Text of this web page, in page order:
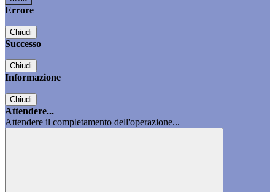
Errore
Chiudi
Successo
Chiudi
Informazione
Chiudi
Attendere...
Attendere il completamento dell'operazione...